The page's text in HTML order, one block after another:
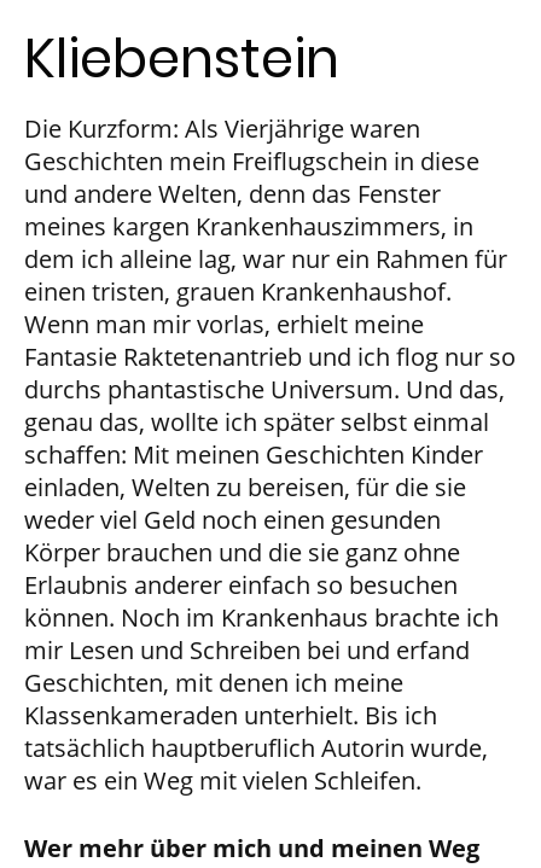
Kliebenstein
Die Kurzform: Als Vierjährige waren
Geschichten mein Freiflugschein in diese
und andere Welten, denn das Fenster
meines kargen Krankenhauszimmers, in
dem ich alleine lag, war nur ein Rahmen für
einen tristen, grauen Krankenhaushof.
Wenn man mir vorlas, erhielt meine
Fantasie Raktetenantrieb und ich flog nur so
durchs phantastische Universum. Und das,
genau das, wollte ich später selbst einmal
schaffen: Mit meinen Geschichten Kinder
einladen, Welten zu bereisen, für die sie
weder viel Geld noch einen gesunden
Körper brauchen und die sie ganz ohne
Erlaubnis anderer einfach so besuchen
können. Noch im Krankenhaus brachte ich
mir Lesen und Schreiben bei und erfand
Geschichten, mit denen ich meine
Klassenkameraden unterhielt. Bis ich
tatsächlich hauptberuflich Autorin wurde,
war es ein Weg mit vielen Schleifen.
Wer mehr über mich und meinen Weg